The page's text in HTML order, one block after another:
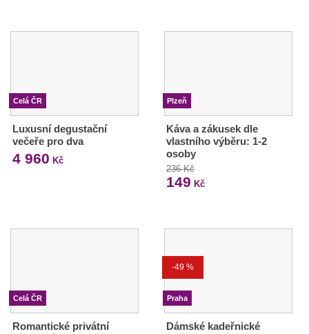
Celá ČR
Luxusní degustační
večeře pro dva
4 960 Kč
Plzeň
Káva a zákusek dle
vlastního výběru: 1-2
osoby
236 Kč
149 Kč
Celá ČR
Romantické privátní
-49 %
Praha
Dámské kadeřnické